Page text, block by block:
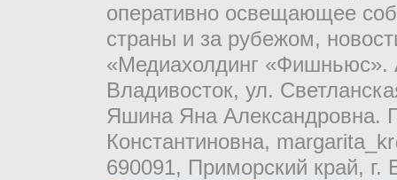
оперативно освещающее
страны и за рубежом,
«Медиахолдинг «Фишньюс».
Владивосток, ул.
Яшина Яна Александровна.
Константиновна,
690091, Приморский край,